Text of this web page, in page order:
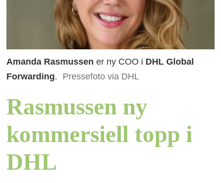
Amanda Rasmussen er ny COO i DHL Global
Forwarding. Pressefoto via DHL
Rasmussen ny
kommersiell topp i
DHL